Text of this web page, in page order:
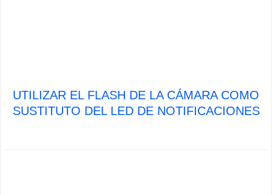
UTILIZAR EL FLASH DE LA CÁMARA COMO
SUSTITUTO DEL LED DE NOTIFICACIONES